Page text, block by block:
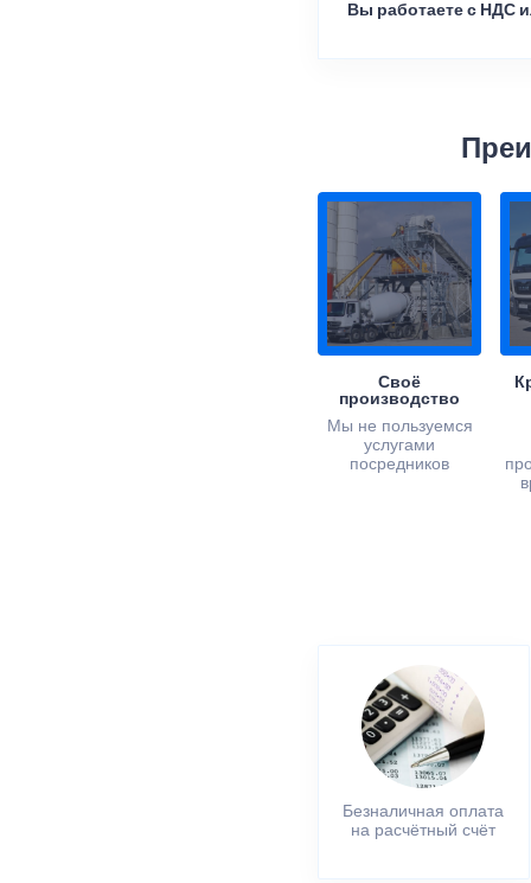
Вы работаете с НДС
Своё
производство
Мы не пользуемся
услугами
посредников
Безналичная оплата
на расчётный счёт